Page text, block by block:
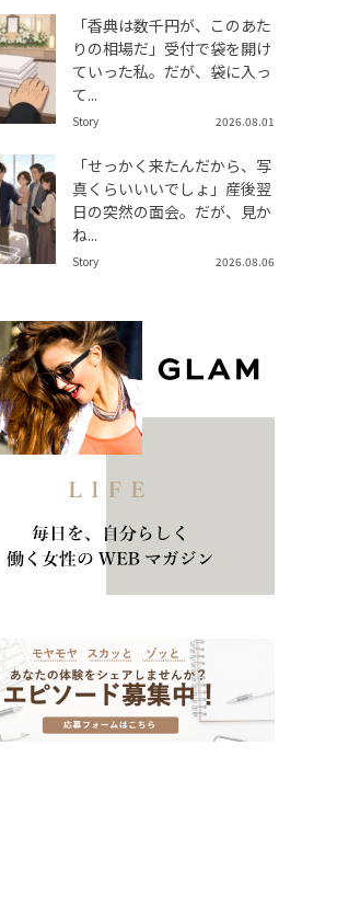
「香典は数千円が、このあた
りの相場だ」受付で袋を開け
ていった私。だが、袋に入っ
て...
Story 2026.08.01
「せっかく来たんだから、写
真くらいいいでしょ」産後翌
日の突然の面会。だが、見か
ね...
Story 2026.08.06